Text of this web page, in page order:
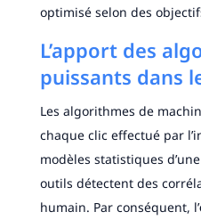
optimisé selon des
L’apport des
puissants dans
Les algorithmes de
chaque clic effectué par
modèles statistiques
outils détectent des
humain. Par conséquent, l’